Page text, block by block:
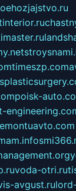
timeszp.com
poisk-
voda-otri.ru
avgust.ru